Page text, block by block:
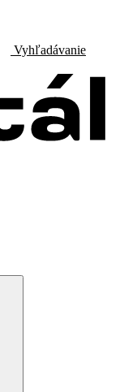
Vyhľadávanie